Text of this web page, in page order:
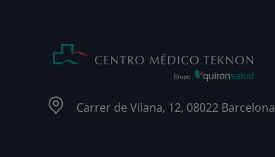
Carrer de Vilana, 12, 08022 Barcelona